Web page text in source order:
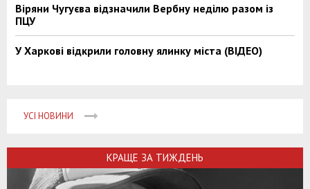
Віряни Чугуєва відзначили Вербну неділю разом із
ПЦУ
У Харкові відкрили головну ялинку міста (ВІДЕО)
УСІ НОВИНИ
КРАЩЕ ЗА ТИЖДЕНЬ